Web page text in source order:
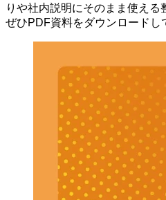
りや社内説明にそのまま使える
ぜひPDF資料をダウンロードし